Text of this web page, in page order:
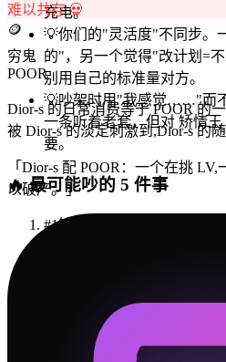
充电。
💡你们的"灵活度"不同步。
的"，另一个觉得"改计划=
别用自己的标准量对方。
💡吵架时用"我感觉……"而
一条听着老套，但对 矫情
要。
🔥最可能吵的 5 件事
#1钱
约会建议
难以共存 💀
🪙
穷鬼
POOR
Dior-s 的日常消费等于 POOR 的
被 Dior-s 的淡定刺激到,Dior-s 的
「 Dior-s 配 POOR：一个在挑
以破产。」